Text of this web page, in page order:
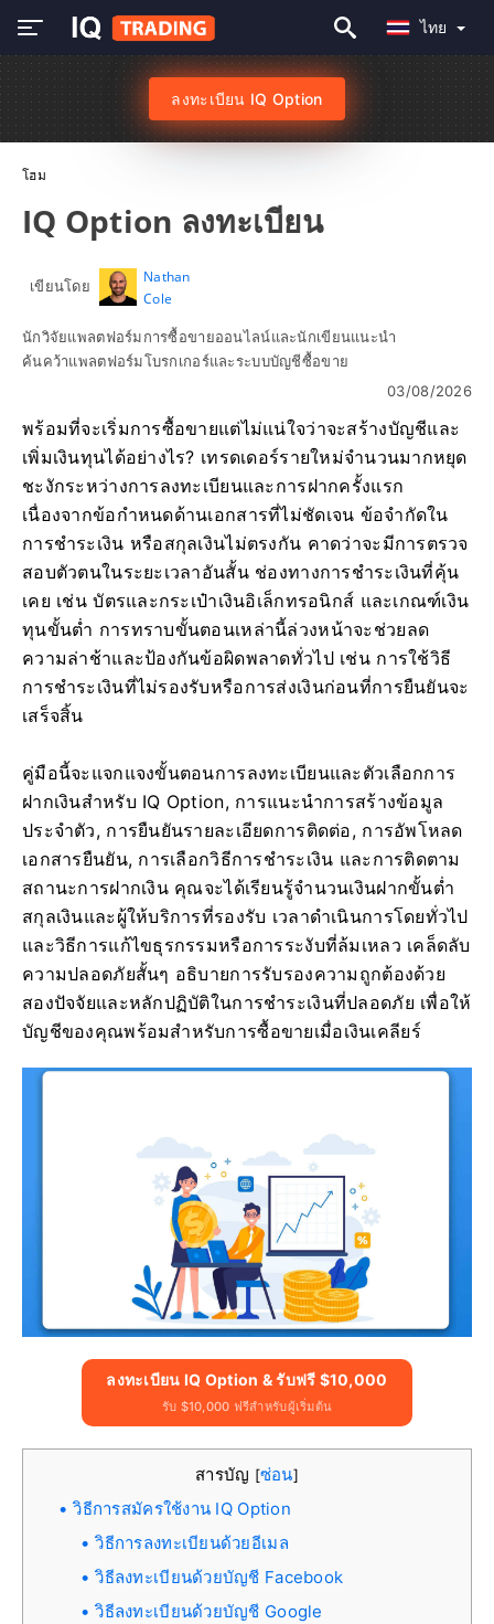
ไทย
ลงทะเบียน IQ Option
โฮม
IQ Option ลงทะเบียน
เขียนโดย
Nathan
Cole
นักวิจัยแพลตฟอร์มการซื้อขายออนไลน์และนักเขียนแนะนำ
ค้นคว้าแพลตฟอร์มโบรกเกอร์และระบบบัญชีซื้อขาย
03/08/2026
พร้อมที่จะเริ่มการซื้อขายแต่ไม่แน่ใจว่าจะสร้างบัญชีและ
เพิ่มเงินทุนได้อย่างไร? เทรดเดอร์รายใหม่จำนวนมากหยุด
ชะงักระหว่างการลงทะเบียนและการฝากครั้งแรก
เนื่องจากข้อกำหนดด้านเอกสารที่ไม่ชัดเจน ข้อจำกัดใน
การชำระเงิน หรือสกุลเงินไม่ตรงกัน คาดว่าจะมีการตรวจ
สอบตัวตนในระยะเวลาอันสั้น ช่องทางการชำระเงินที่คุ้น
เคย เช่น บัตรและกระเป๋าเงินอิเล็กทรอนิกส์ และเกณฑ์เงิน
ทุนขั้นต่ำ การทราบขั้นตอนเหล่านี้ล่วงหน้าจะช่วยลด
ความล่าช้าและป้องกันข้อผิดพลาดทั่วไป เช่น การใช้วิธี
การชำระเงินที่ไม่รองรับหรือการส่งเงินก่อนที่การยืนยันจะ
เสร็จสิ้น
คู่มือนี้จะแจกแจงขั้นตอนการลงทะเบียนและตัวเลือกการ
ฝากเงินสำหรับ IQ Option, การแนะนำการสร้างข้อมูล
ประจำตัว, การยืนยันรายละเอียดการติดต่อ, การอัพโหลด
เอกสารยืนยัน, การเลือกวิธีการชำระเงิน และการติดตาม
สถานะการฝากเงิน คุณจะได้เรียนรู้จำนวนเงินฝากขั้นต่ำ
สกุลเงินและผู้ให้บริการที่รองรับ เวลาดำเนินการโดยทั่วไป
และวิธีการแก้ไขธุรกรรมหรือการระงับที่ล้มเหลว เคล็ดลับ
ความปลอดภัยสั้นๆ อธิบายการรับรองความถูกต้องด้วย
สองปัจจัยและหลักปฏิบัติในการชำระเงินที่ปลอดภัย เพื่อให้
บัญชีของคุณพร้อมสำหรับการซื้อขายเมื่อเงินเคลียร์
ลงทะเบียน IQ Option & รับฟรี $10,000
รับ $10,000 ฟรีสำหรับผู้เริ่มต้น
สารบัญ [ซ่อน]
วิธีการสมัครใช้งาน IQ Option
วิธีการลงทะเบียนด้วยอีเมล
วิธีลงทะเบียนด้วยบัญชี Facebook
วิธีลงทะเบียนด้วยบัญชี Google